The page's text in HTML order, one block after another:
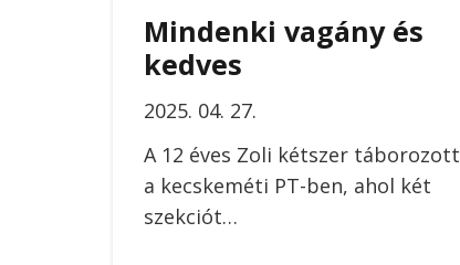
Mindenki vagány és
kedves
2025. 04. 27.
A 12 éves Zoli kétszer táborozott
a kecskeméti PT-ben, ahol két
szekciót…